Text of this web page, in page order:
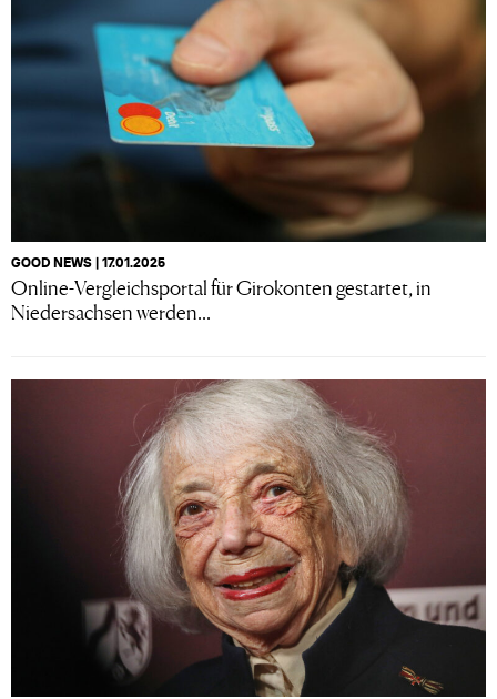
GOOD NEWS | 17.01.2025
Online-Vergleichsportal für Girokonten gestartet, in
Niedersachsen werden...